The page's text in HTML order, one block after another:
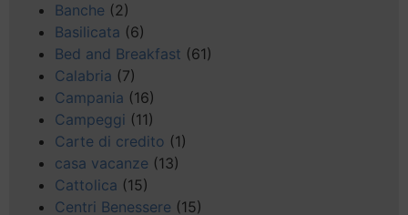
Banche (2)
Basilicata (6)
Bed and Breakfast (61)
Calabria (7)
Campania (16)
Campeggi (11)
Carte di credito (1)
casa vacanze (13)
Cattolica (15)
Centri Benessere (15)